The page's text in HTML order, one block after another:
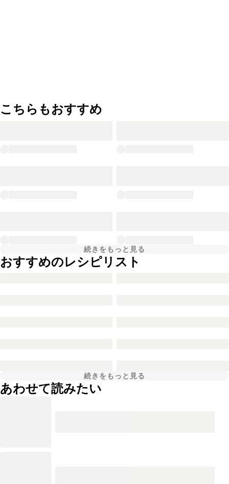
こちらもおすすめ
続きをもっと見る
おすすめのレシピリスト
続きをもっと見る
あわせて読みたい